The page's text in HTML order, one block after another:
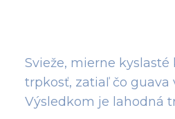
Svieže, mierne
trpkosť, zatiaľ čo
Výsledkom je lahodná